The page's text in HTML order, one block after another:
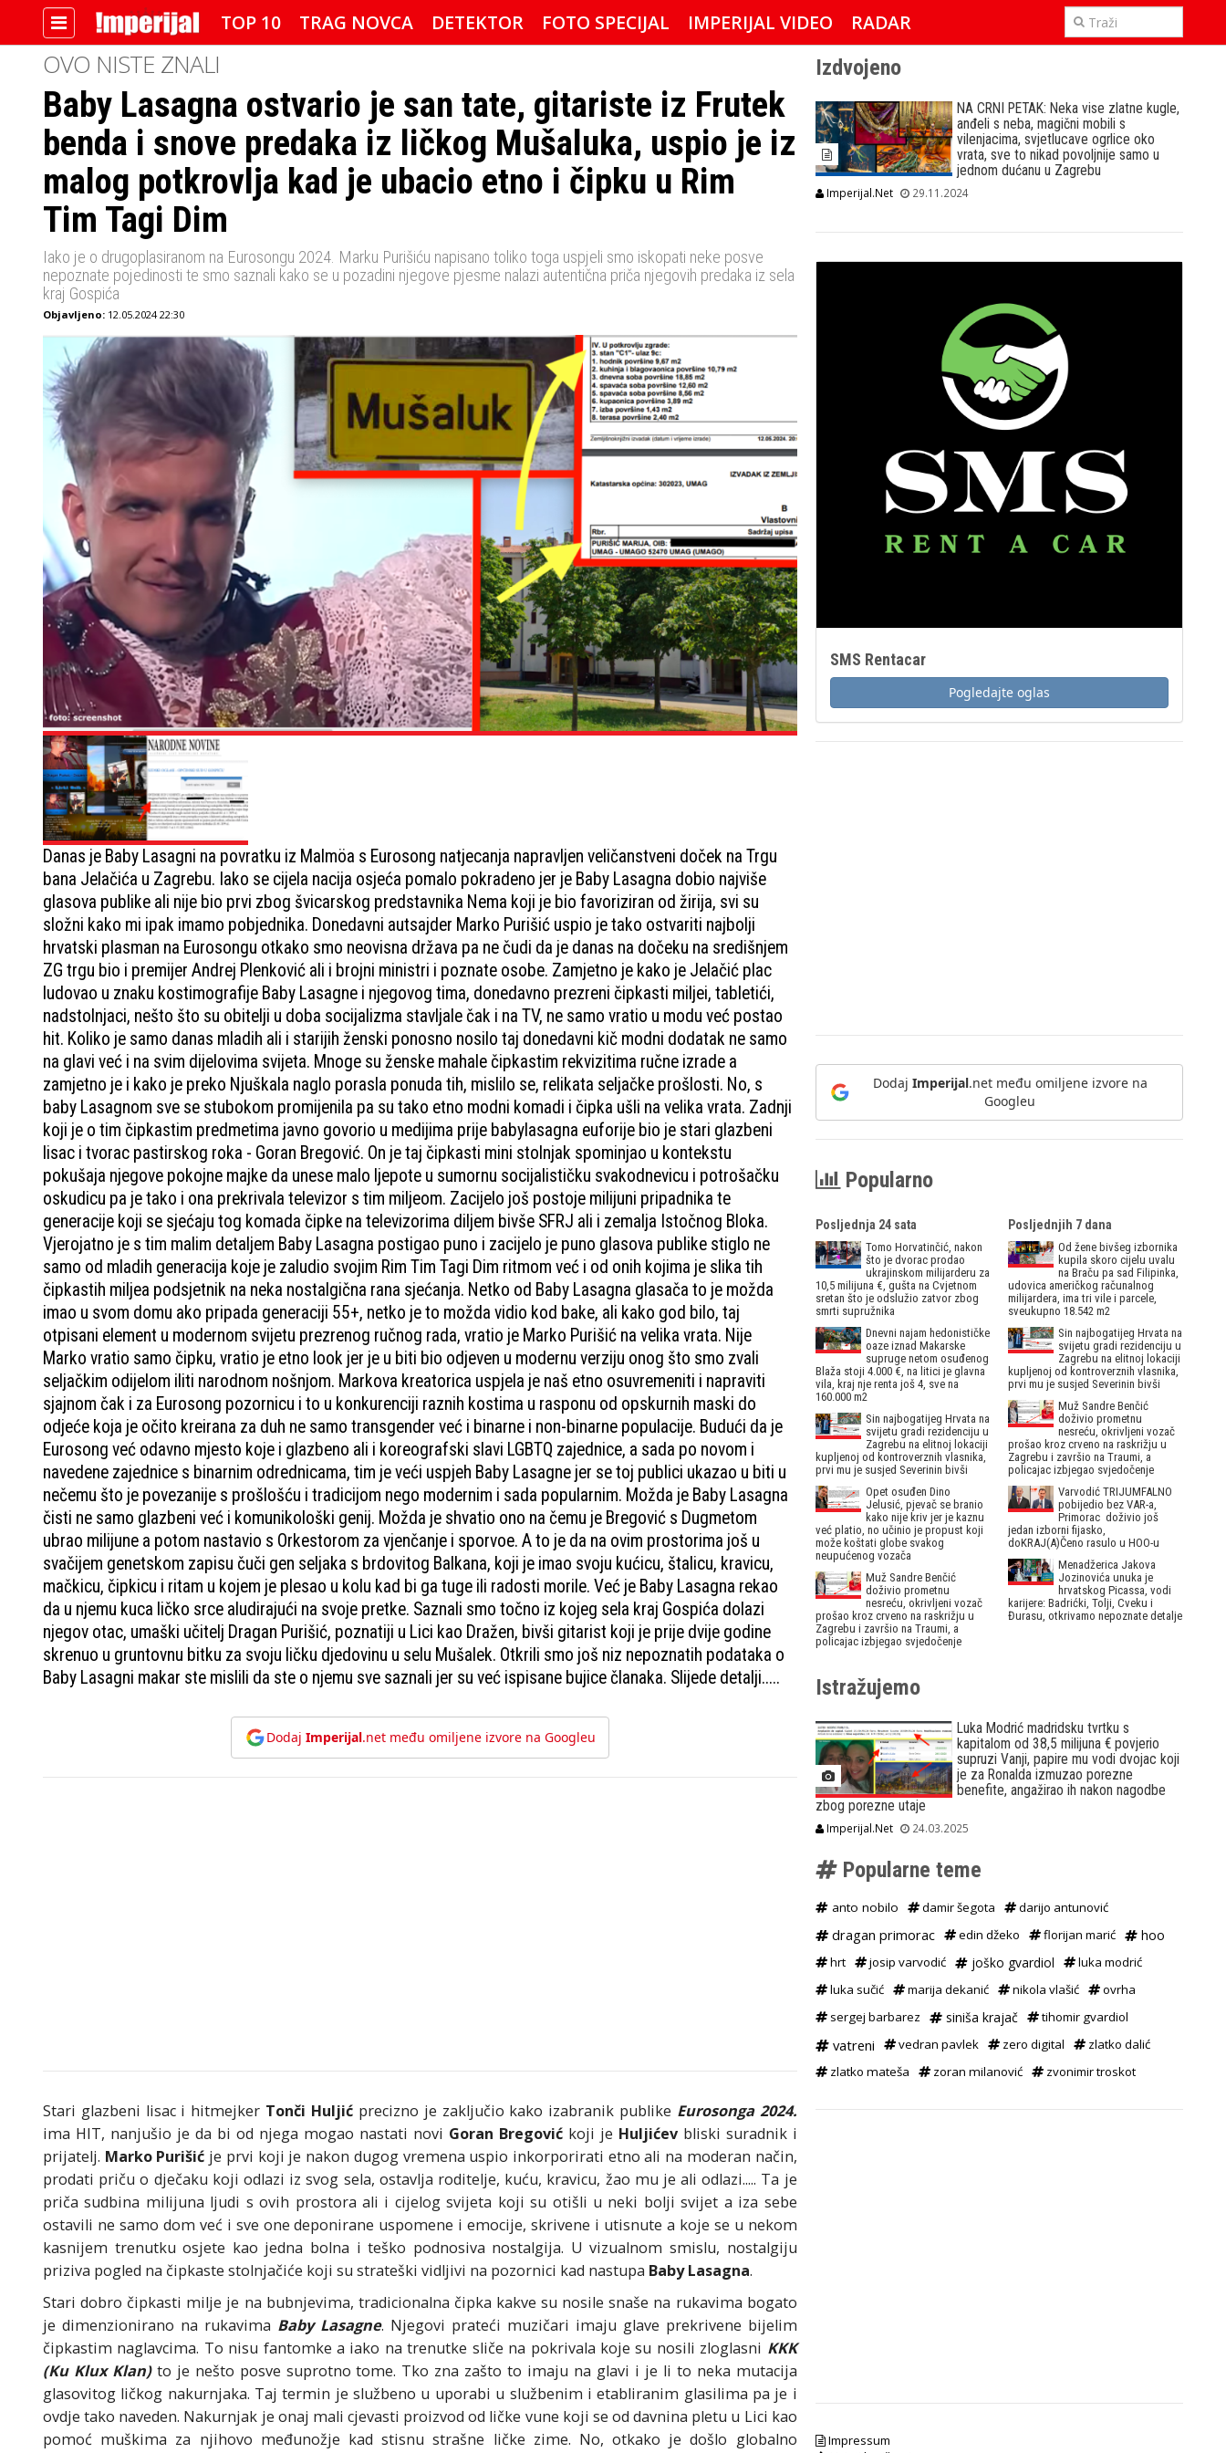
TOP 10 TRAG NOVCA DETEKTOR FOTO SPECIJAL IMPERIJAL VIDEO
RADAR
IMPERIJALOVE POZNATE FACE
OVO NISTE ZNALI
Baby Lasagna ostvario je san tate, gitariste iz Frutek
benda i snove predaka iz ličkog Mušaluka, uspio je iz
malog potkrovlja kad je ubacio etno i čipku u Rim
Tim Tagi Dim
Iako je o drugoplasiranom na Eurosongu 2024. Marku Purišiću napisano toliko toga uspjeli smo iskopati neke posve
nepoznate pojedinosti te smo saznali kako se u pozadini njegove pjesme nalazi autentična priča njegovih predaka iz sela
kraj Gospića
Objavljeno: 12.05.2024 22:30
Danas je Baby Lasagni na povratku iz Malmöa s Eurosong natjecanja napravljen veličanstveni doček na Trgu
bana Jelačića u Zagrebu. Iako se cijela nacija osjeća pomalo pokradeno jer je Baby Lasagna dobio najviše
glasova publike ali nije bio prvi zbog švicarskog predstavnika Nema koji je bio favoriziran od žirija, svi su
složni kako mi ipak imamo pobjednika. Donedavni autsajder Marko Purišić uspio je tako ostvariti najbolji
hrvatski plasman na Eurosongu otkako smo neovisna država pa ne čudi da je danas na dočeku na središnjem
ZG trgu bio i premijer Andrej Plenković ali i brojni ministri i poznate osobe. Zamjetno je kako je Jelačić plac
ludovao u znaku kostimografije Baby Lasagne i njegovog tima, donedavno prezreni čipkasti miljei, tabletići,
nadstolnjaci, nešto što su obitelji u doba socijalizma stavljale čak i na TV, ne samo vratio u modu već postao
hit. Koliko je samo danas mladih ali i starijih ženski ponosno nosilo taj donedavni kič modni dodatak ne samo
na glavi već i na svim dijelovima svijeta. Mnoge su ženske mahale čipkastim rekvizitima ručne izrade a
zamjetno je i kako je preko Njuškala naglo porasla ponuda tih, mislilo se, relikata seljačke prošlosti. No, s
baby Lasagnom sve se stubokom promijenila pa su tako etno modni komadi i čipka ušli na velika vrata. Zadnji
koji je o tim čipkastim predmetima javno govorio u medijima prije babylasagna euforije bio je stari glazbeni
lisac i tvorac pastirskog roka - Goran Bregović. On je taj čipkasti mini stolnjak spominjao u kontekstu
pokušaja njegove pokojne majke da unese malo ljepote u sumornu socijalističku svakodnevicu i potrošačku
oskudicu pa je tako i ona prekrivala televizor s tim miljeom. Zacijelo još postoje milijuni pripadnika te
generacije koji se sjećaju tog komada čipke na televizorima diljem bivše SFRJ ali i zemalja Istočnog Bloka.
Vjerojatno je s tim malim detaljem Baby Lasagna postigao puno i zacijelo je puno glasova publike stiglo ne
samo od mladih generacija koje je zaludio svojim Rim Tim Tagi Dim ritmom već i od onih kojima je slika tih
čipkastih miljea podsjetnik na neka nostalgična rana sjećanja. Netko od Baby Lasagna glasača to je možda
imao u svom domu ako pripada generaciji 55+, netko je to možda vidio kod bake, ali kako god bilo, taj
otpisani element u modernom svijetu prezrenog ručnog rada, vratio je Marko Purišić na velika vrata. Nije
Marko vratio samo čipku, vratio je etno look jer je u biti bio odjeven u modernu verziju onog što smo zvali
seljačkim odijelom iliti narodnom nošnjom. Markova kreatorica uspjela je naš etno osuvremeniti i napraviti
sjajnom čak i za Eurosong pozornicu i to u konkurenciji raznih kostima u rasponu od opskurnih maski do
odjeće koja je očito kreirana za duh ne samo transgender već i binarne i non-binarne populacije. Budući da je
Eurosong već odavno mjesto koje i glazbeno ali i koreografski slavi LGBTQ zajednice, a sada po novom i
navedene zajednice s binarnim odrednicama, tim je veći uspjeh Baby Lasagne jer se toj publici ukazao u biti u
nečemu što je povezanije s prošlošću i tradicijom nego modernim i sada popularnim. Možda je Baby Lasagna
čisti ne samo glazbeni već i komunikološki genij. Možda je shvatio ono na čemu je Bregović s Dugmetom
ubrao milijune a potom nastavio s Orkestorom za vjenčanje i sporvoe. A to je da na ovim prostorima još u
svačijem genetskom zapisu čuči gen seljaka s brdovitog Balkana, koji je imao svoju kućicu, štalicu, kravicu,
mačkicu, čipkicu i ritam u kojem je plesao u kolu kad bi ga tuge ili radosti morile. Već je Baby Lasagna rekao
da u njemu kuca ličko srce aludirajući na svoje pretke. Saznali smo točno iz kojeg sela kraj Gospića dolazi
njegov otac, umaški učitelj Dragan Purišić, poznatiji u Lici kao Dražen, bivši gitarist koji je prije dvije godine
skrenuo u gruntovnu bitku za svoju ličku djedovinu u selu Mušalek. Otkrili smo još niz nepoznatih podataka o
Baby Lasagni makar ste mislili da ste o njemu sve saznali jer su već ispisane bujice članaka. Slijede detalji.....
Dodaj Imperijal.net među omiljene izvore na Googleu
Stari glazbeni lisac i hitmejker Tonči Huljić precizno je zaključio kako izabranik publike Eurosonga 2024.
ima HIT, nanjušio je da bi od njega mogao nastati novi Goran Bregovićkoji je Huljićevbliski suradnik i
prijatelj. Marko Purišić je prvi koji je nakon dugog vremena uspio inkorporirati etno ali na moderan način,
prodati priču o dječaku koji odlazi iz svog sela, ostavlja roditelje, kuću, kravicu, žao mu je ali odlazi..... Ta je
priča sudbina milijuna ljudi s ovih prostora ali i cijelog svijeta koji su otišli u neki bolji svijet a iza sebe
ostavili ne samo dom već i sve one deponirane uspomene i emocije, skrivene i utisnute a koje se u nekom
kasnijem trenutku osjete kao jedna bolna i teško podnosiva nostalgija. U vizualnom smislu, nostalgiju
priziva pogled na čipkaste stolnjačiće koji su strateški vidljivi na pozornici kad nastupa Baby Lasagna.
Stari dobro čipkasti milje je na bubnjevima, tradicionalna čipka kakve su nosile snaše na rukavima bogato
je dimenzionirano na rukavima Baby Lasagne. Njegovi prateći muzičari imaju glave prekrivene bijelim
čipkastim naglavcima. To nisu fantomke a iako na trenutke sliče na pokrivala koje su nosili zloglasni KKK
(Ku Klux Klan)to je nešto posve suprotno tome. Tko zna zašto to imaju na glavi i je li to neka mutacija
glasovitog ličkog nakurnjaka. Taj termin je službeno u uporabi u službenim i etabliranim glasilima pa je i
ovdje tako naveden. Nakurnjak je onaj mali cjevasti proizvod od ličke vune koji se od davnina pletu u Lici kao
pomoć muškima za njihovo međunožje kad stisnu strašne ličke zime. No, otkako je došlo globalno
Izdvojeno
NA CRNI PETAK: Neka vise zlatne kugle,
anđeli s neba, magični mobili s
vilenjacima, svjetlucave ogrlice oko
vrata, sve to nikad povoljnije samo u
jednom dućanu u Zagrebu
Imperijal.Net 29.11.2024
SMS Rentacar
Pogledajte oglas
Dodaj Imperijal.net među omiljene izvore na
Googleu
Popularno
Posljednja 24 sata
Tomo Horvatinčić, nakon
što je dvorac prodao
ukrajinskom milijarderu za
10,5 milijuna €, gušta na Cvjetnom
sretan što je odslužio zatvor zbog
smrti supružnika
Dnevni najam hedonističke
oaze iznad Makarske
supruge netom osuđenog
Blaža stoji 4.000 €, na litici je glavna
vila, kraj nje renta još 4, sve na
160.000 m2
Sin najbogatijeg Hrvata na
svijetu gradi rezidenciju u
Zagrebu na elitnoj lokaciji
kupljenoj od kontroverznih vlasnika,
prvi mu je susjed Severinin bivši
Opet osuđen Dino
Jelusić, pjevač se branio
kako nije kriv jer je kaznu
već platio, no učinio je propust koji
može koštati globe svakog
neupućenog vozača
Muž Sandre Benčić
doživio prometnu
nesreću, okrivljeni vozač
prošao kroz crveno na raskrižju u
Zagrebu i završio na Traumi, a
policajac izbjegao svjedočenje
Posljednjih 7 dana
Od žene bivšeg izbornika
kupila skoro cijelu uvalu
na Braču pa sad Filipinka,
udovica američkog računalnog
milijardera, ima tri vile i parcele,
sveukupno 18.542 m2
Sin najbogatijeg Hrvata na
svijetu gradi rezidenciju u
Zagrebu na elitnoj lokaciji
kupljenoj od kontroverznih vlasnika,
prvi mu je susjed Severinin bivši
Muž Sandre Benčić
doživio prometnu
nesreću, okrivljeni vozač
prošao kroz crveno na raskrižju u
Zagrebu i završio na Traumi, a
policajac izbjegao svjedočenje
Varvodić TRIJUMFALNO
pobijedio bez VAR-a,
Primorac doživio još
jedan izborni fijasko,
doKRAJ(A)Čeno rasulo u HOO-u
Menadžerica Jakova
Jozinovića unuka je
hrvatskog Picassa, vodi
karijere: Badrićki, Tolji, Cveku i
Đurasu, otkrivamo nepoznate detalje
Istražujemo
Luka Modrić madridsku tvrtku s
kapitalom od 38,5 milijuna € povjerio
supruzi Vanji, papire mu vodi dvojac koji
je za Ronalda izmuzao porezne
benefite, angažirao ih nakon nagodbe
zbog porezne utaje
Imperijal.Net 24.03.2025
Popularne teme
anto nobilo damir šegota darijo antunović
dragan primorac edin džeko florijan marić hoo
hrt josip varvodić joško gvardiol
luka modrić
luka sučić
marija dekanić nikola vlašić
ovrha
sergej barbarez
siniša krajač tihomir gvardiol
vatreni vedran pavlek zero digital
zlatko dalić
zlatko mateša
zoran milanović zvonimir troskot
Impressum